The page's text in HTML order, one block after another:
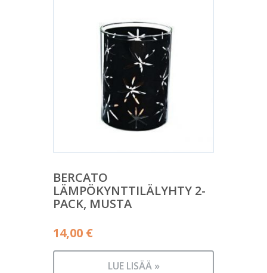
BERCATO
LÄMPÖKYNTTILÄLYHTY 2-
PACK, MUSTA
14,00 €
LUE LISÄÄ »